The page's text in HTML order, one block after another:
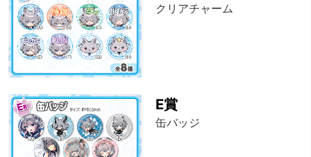
クリアチャーム
E賞
缶バッジ